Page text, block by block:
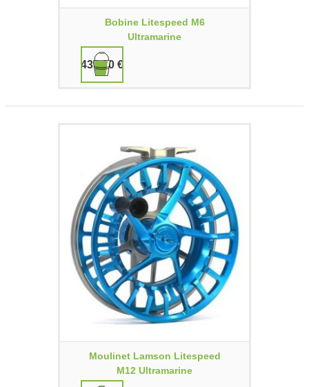
Bobine Litespeed M6
Ultramarine
439,90 €
Moulinet Lamson Litespeed
M12 Ultramarine